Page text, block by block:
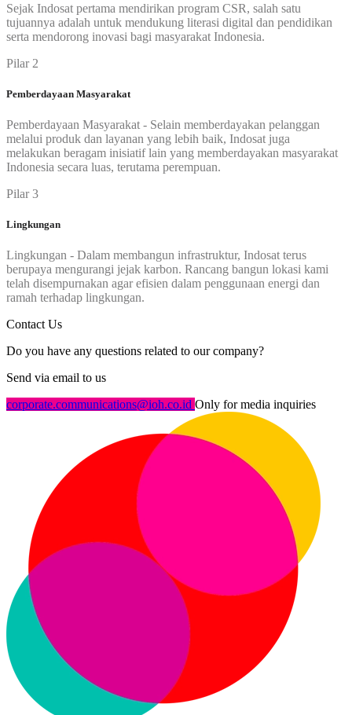
Sejak Indosat pertama mendirikan program CSR, salah satu
tujuannya adalah untuk mendukung literasi digital dan pendidikan
serta mendorong inovasi bagi masyarakat Indonesia.
Pilar 2
Pemberdayaan Masyarakat
Pemberdayaan Masyarakat - Selain memberdayakan pelanggan
melalui produk dan layanan yang lebih baik, Indosat juga
melakukan beragam inisiatif lain yang memberdayakan masyarakat
Indonesia secara luas, terutama perempuan.
Pilar 3
Lingkungan
Lingkungan - Dalam membangun infrastruktur, Indosat terus
berupaya mengurangi jejak karbon. Rancang bangun lokasi kami
telah disempurnakan agar efisien dalam penggunaan energi dan
ramah terhadap lingkungan.
Contact Us
Do you have any questions related to our company?
Send via email to us
corporate.communications@ioh.co.id Only for media inquiries